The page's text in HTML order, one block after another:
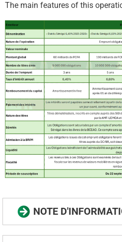
The main features of this
NOTE